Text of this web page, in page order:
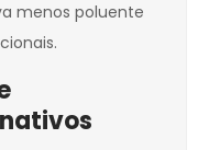
menos poluente